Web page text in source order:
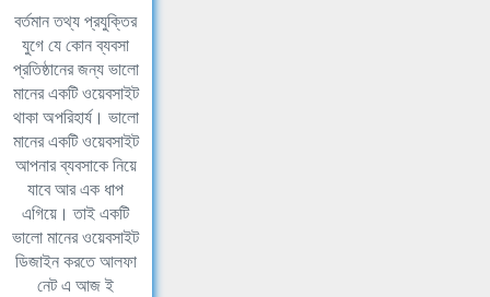
বর্তমান তথ্য প্রযুক্তির
যুগে যে কোন ব্যবসা
প্রতিষ্ঠানের জন্য ভালো
মানের একটি ওয়েবসাইট
থাকা অপরিহার্য। ভালো
মানের একটি ওয়েবসাইট
আপনার ব্যবসাকে নিয়ে
যাবে আর এক ধাপ
এগিয়ে। তাই একটি
ভালো মানের ওয়েবসাইট
ডিজাইন করতে আলফা
নেট এ আজ ই